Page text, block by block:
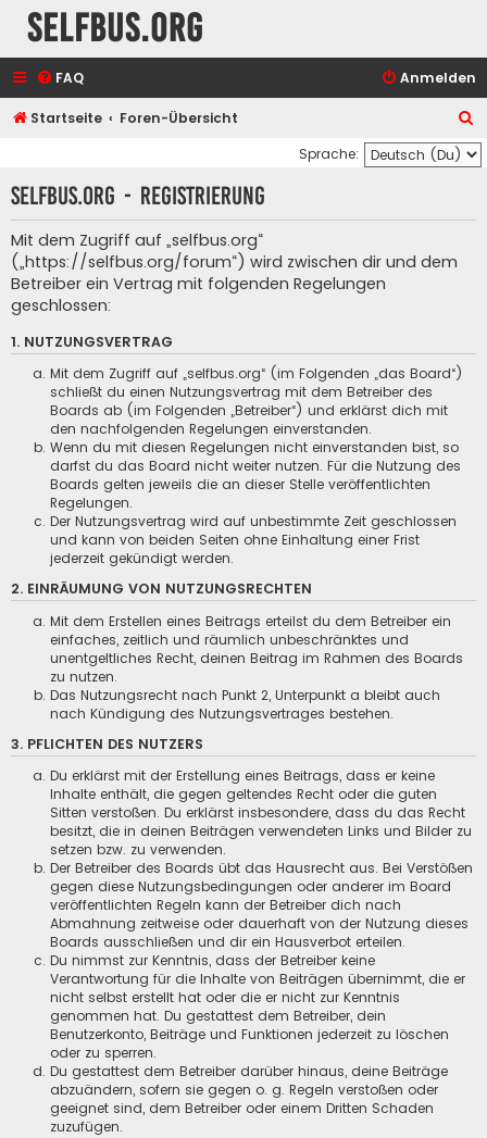
selfbus.org
FAQ Anmelden
Startseite Foren-Übersicht
u
c
Sprache:
selfbus.org - Registrierung
Mit dem Zugriff auf „selfbus.org“
(„https://selfbus.org/forum“) wird zwischen dir und dem
Betreiber ein Vertrag mit folgenden Regelungen
geschlossen:
1. NUTZUNGSVERTRAG
Mit dem Zugriff auf „selfbus.org“ (im Folgenden „das Board“)
schließt du einen Nutzungsvertrag mit dem Betreiber des
Boards ab (im Folgenden „Betreiber“) und erklärst dich mit
den nachfolgenden Regelungen einverstanden.
Wenn du mit diesen Regelungen nicht einverstanden bist, so
darfst du das Board nicht weiter nutzen. Für die Nutzung des
Boards gelten jeweils die an dieser Stelle veröffentlichten
Regelungen.
Der Nutzungsvertrag wird auf unbestimmte Zeit geschlossen
und kann von beiden Seiten ohne Einhaltung einer Frist
jederzeit gekündigt werden.
2. EINRÄUMUNG VON NUTZUNGSRECHTEN
Mit dem Erstellen eines Beitrags erteilst du dem Betreiber ein
einfaches, zeitlich und räumlich unbeschränktes und
unentgeltliches Recht, deinen Beitrag im Rahmen des Boards
zu nutzen.
Das Nutzungsrecht nach Punkt 2, Unterpunkt a bleibt auch
nach Kündigung des Nutzungsvertrages bestehen.
3. PFLICHTEN DES NUTZERS
Du erklärst mit der Erstellung eines Beitrags, dass er keine
Inhalte enthält, die gegen geltendes Recht oder die guten
Sitten verstoßen. Du erklärst insbesondere, dass du das Recht
besitzt, die in deinen Beiträgen verwendeten Links und Bilder zu
setzen bzw. zu verwenden.
Der Betreiber des Boards übt das Hausrecht aus. Bei Verstößen
gegen diese Nutzungsbedingungen oder anderer im Board
veröffentlichten Regeln kann der Betreiber dich nach
Abmahnung zeitweise oder dauerhaft von der Nutzung dieses
Boards ausschließen und dir ein Hausverbot erteilen.
Du nimmst zur Kenntnis, dass der Betreiber keine
Verantwortung für die Inhalte von Beiträgen übernimmt, die er
nicht selbst erstellt hat oder die er nicht zur Kenntnis
genommen hat. Du gestattest dem Betreiber, dein
Benutzerkonto, Beiträge und Funktionen jederzeit zu löschen
oder zu sperren.
Du gestattest dem Betreiber darüber hinaus, deine Beiträge
abzuändern, sofern sie gegen o. g. Regeln verstoßen oder
geeignet sind, dem Betreiber oder einem Dritten Schaden
zuzufügen.